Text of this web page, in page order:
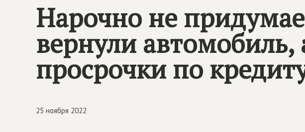
Нарочно не
вернули
просрочки по
25 ноября 2022